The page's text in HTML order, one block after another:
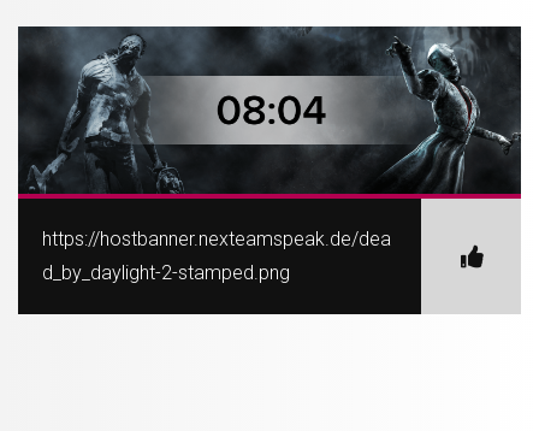
https://hostbanner.nexteamspeak.de/dea
d_by_daylight-2-stamped.png